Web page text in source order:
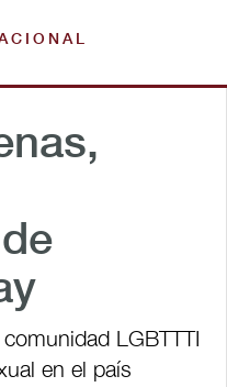
LGBTTTI
en el país